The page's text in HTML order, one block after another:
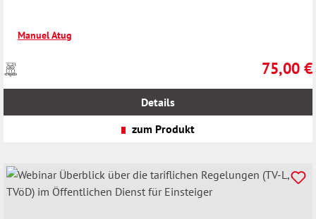
Manuel Atug
75,00 €
Preise
inkl.
Details
zum Produkt